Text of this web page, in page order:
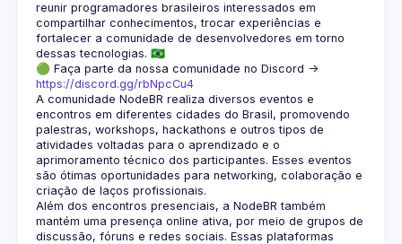
reunir programadores brasileiros interessados em
compartilhar conhecimentos, trocar experiências e
fortalecer a comunidade de desenvolvedores em torno
🟢 Faça parte da nossa comunidade no Discord ->
https://discord.gg/rbNpcCu4
A comunidade NodeBR realiza diversos eventos e
encontros em diferentes cidades do Brasil, promovendo
palestras, workshops, hackathons e outros tipos de
atividades voltadas para o aprendizado e o
aprimoramento técnico dos participantes. Esses eventos
são ótimas oportunidades para networking, colaboração e
Além dos encontros presenciais, a NodeBR também
mantém uma presença online ativa, por meio de grupos de
discussão, fóruns e redes sociais. Essas plataformas